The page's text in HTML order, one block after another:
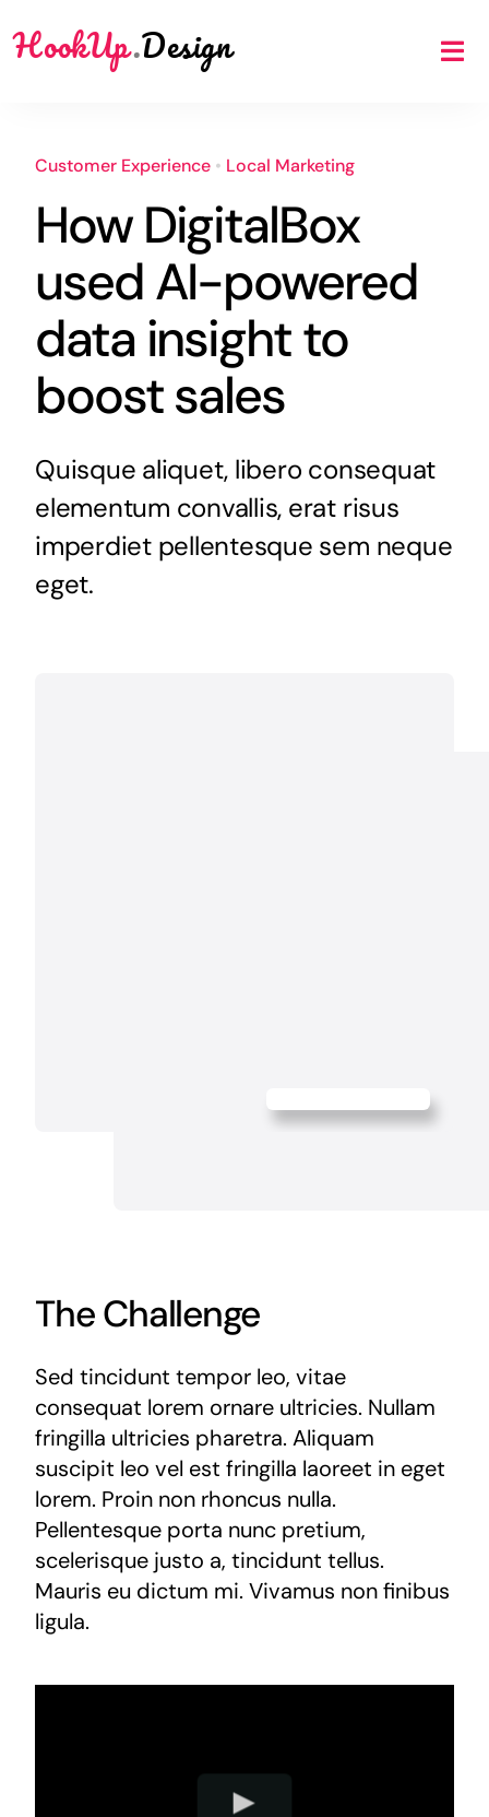
toHookUp.Design
Scope
Price
FAQ
Customer Experience• Local Marketing
How DigitalBox
used AI-powered
data insight to
boost sales
Quisque aliquet, libero consequat
elementum convallis, erat risus
imperdiet pellentesque sem neque
eget.
The Challenge
Sed tincidunt tempor leo, vitae
consequat lorem ornare ultricies. Nullam
fringilla ultricies pharetra. Aliquam
suscipit leo vel est fringilla laoreet in eget
lorem. Proin non rhoncus nulla.
Pellentesque porta nunc pretium,
scelerisque justo a, tincidunt tellus.
Mauris eu dictum mi. Vivamus non finibus
ligula.